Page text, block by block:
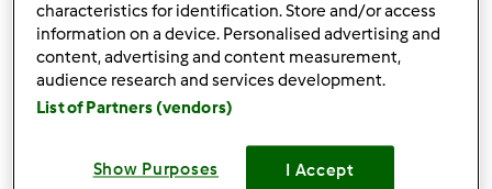
Ven, 02/26/2010 - 20:07
Ciao a tutti!!! Sono nuova del forum, mi raccomando
mettete tante belle e buone ricette!!! mi diverto un sacco
col mio Bimby e non potrei + farne a meno!!! Buona serata
characteristics for identification. Store and/or access
information on a device. Personalised advertising and
content, advertising and content measurement,
audience research and services development.
List of Partners (vendors)
Show Purposes I Accept